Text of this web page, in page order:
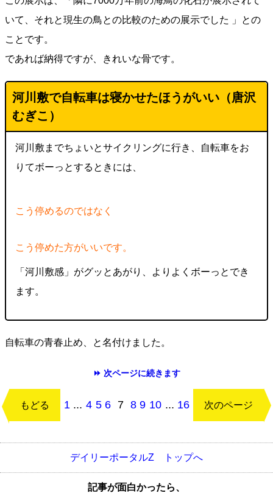
いて、それと現生の鳥との比較のための展示でした 」との
ことです。
であれば納得ですが、きれいな骨です。
河川敷で自転車は寝かせたほうがいい（唐沢
むぎこ）
河川敷までちょいとサイクリングに行き、自転車をお
りてボーっとするときには、
こう停めるのではなく
こう停めた方がいいです。
「河川敷感」がグッとあがり、よりよくボーっとでき
ます。
自転車の青春止め、と名付けました。
⏩ 次ページに続きます
もどる 1 ... 4 5 6 7 8 9 10 ... 16 次のページ
デイリーポータルZ トップへ
記事が面白かったら、